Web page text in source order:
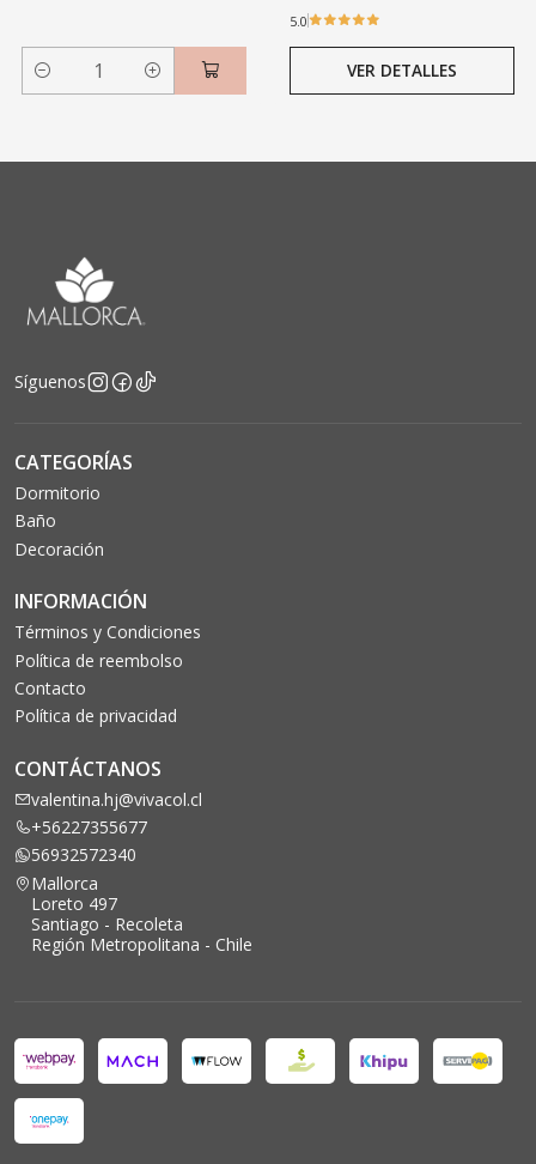
Cantidad
5.0
VER DETALLES
Síguenos
CATEGORÍAS
Dormitorio
Baño
Decoración
INFORMACIÓN
Términos y Condiciones
Política de reembolso
Contacto
Política de privacidad
CONTÁCTANOS
valentina.hj@vivacol.cl
+56227355677
56932572340
Mallorca
Loreto 497
Santiago - Recoleta
Región Metropolitana - Chile